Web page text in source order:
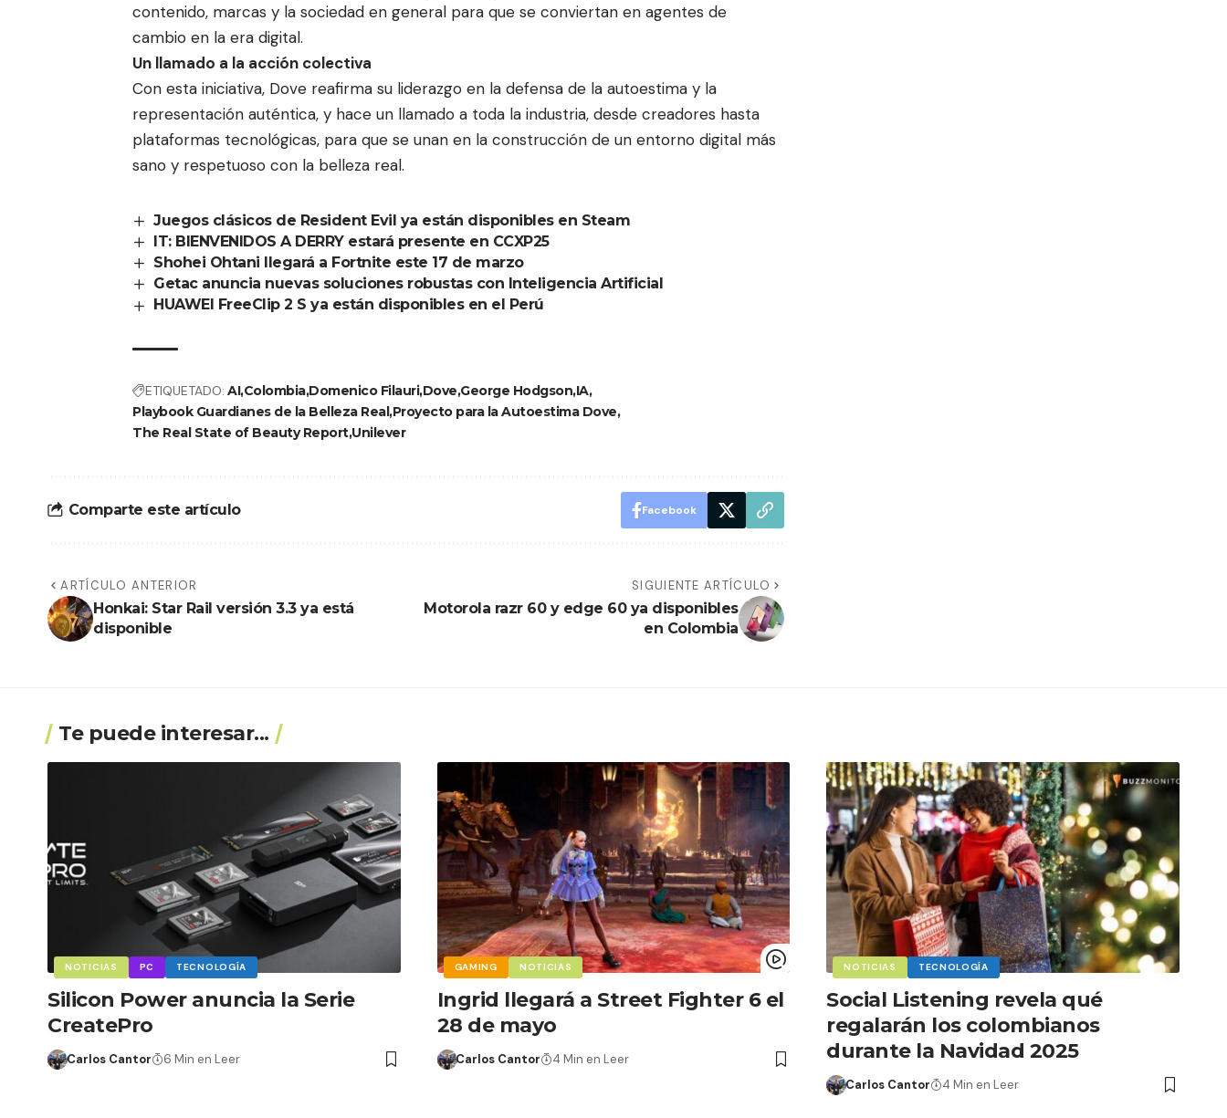
contenido, marcas y la sociedad en general para que se conviertan en agentes de
cambio en la era digital.
Un llamado a la acción colectiva
Con esta iniciativa, Dove reafirma su liderazgo en la defensa de la autoestima y la
representación auténtica, y hace un llamado a toda la industria, desde creadores hasta
plataformas tecnológicas, para que se unan en la construcción de un entorno digital más
sano y respetuoso con la belleza real.
Juegos clásicos de Resident Evil ya están disponibles en Steam
IT: BIENVENIDOS A DERRY estará presente en CCXP25
Shohei Ohtani llegará a Fortnite este 17 de marzo
Getac anuncia nuevas soluciones robustas con Inteligencia Artificial
HUAWEI FreeClip 2 S ya están disponibles en el Perú
ETIQUETADO: AIColombiaDomenico FilauriDove George HodgsonIA
Playbook Guardianes de la Belleza RealProyecto para la Autoestima Dove
The Real State of Beauty ReportUnilever
Comparte este artículo Facebook
ARTÍCULO ANTERIOR
Honkai: Star Rail versión 3.3 ya está
disponible
SIGUIENTE ARTÍCULO
Motorola razr 60 y edge 60 ya disponibles
en Colombia
Te puede interesar...
NOTICIAS PC TECNOLOGÍA
Silicon Power anuncia la Serie
CreatePro
Carlos Cantor 6 Min en Leer
GAMING NOTICIAS
Ingrid llegará a Street Fighter 6 el
28 de mayo
Carlos Cantor 4 Min en Leer
NOTICIAS TECNOLOGÍA
Social Listening revela qué
regalarán los colombianos
durante la Navidad 2025
Carlos Cantor 4 Min en Leer